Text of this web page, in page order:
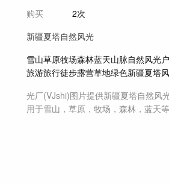
购买
2次
新疆夏塔自然风光
雪山草原牧场森林蓝天山脉自然风光
旅游旅行徒步露营草地绿色新疆夏塔
光厂(VJshi)图片提供新疆夏塔自然风
用于雪山，草原，牧场，森林，蓝天